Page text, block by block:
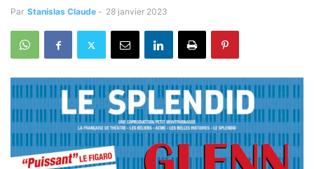
Par Stanislas Claude - 28 janvier 2023